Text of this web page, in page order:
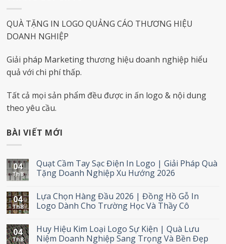
QUÀ TẶNG IN LOGO QUẢNG CÁO THƯƠNG HIỆU
DOANH NGHIỆP
Giải pháp Marketing thương hiệu doanh nghiệp hiểu
quả với chi phí thấp.
Tất cả mọi sản phẩm đều được in ấn logo & nội dung
theo yêu cầu.
BÀI VIẾT MỚI
04
Th8
Quạt Cầm Tay Sạc Điện In Logo | Giải Pháp Quà
Tặng Doanh Nghiệp Xu Hướng 2026
04
Th8
Lựa Chọn Hàng Đầu 2026 | Đồng Hồ Gỗ In
Logo Dành Cho Trường Học Và Thầy Cô
04
Th8
Huy Hiệu Kim Loại Logo Sự Kiện | Quà Lưu
Niệm Doanh Nghiệp Sang Trọng Và Bền Đẹp